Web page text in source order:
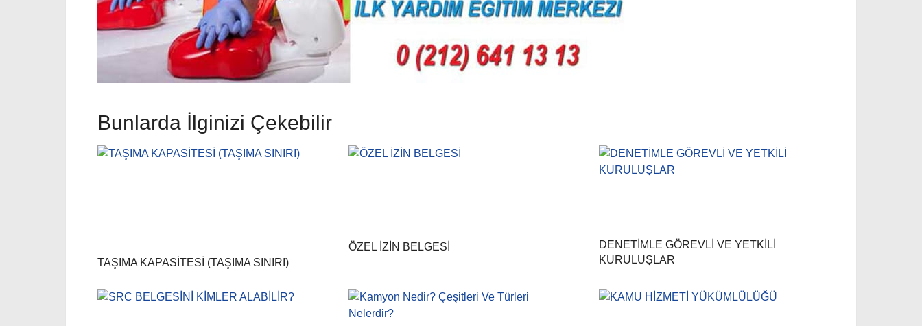
Bunlarda İlginizi Çekebilir
TAŞIMA KAPASİTESİ (TAŞIMA SINIRI)
ÖZEL İZİN BELGESİ
DENETİMLE GÖREVLİ VE YETKİLİ
KURULUŞLAR